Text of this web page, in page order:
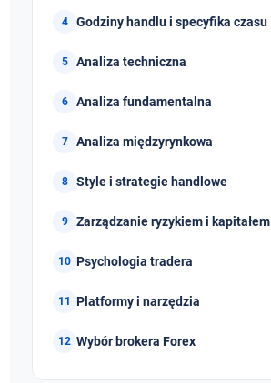
Godziny handlu i specyfika czasu
Analiza techniczna
Analiza fundamentalna
Analiza międzyrynkowa
Style i strategie handlowe
Zarządzanie ryzykiem i kapitałem
Psychologia tradera
Platformy i narzędzia
Wybór brokera Forex